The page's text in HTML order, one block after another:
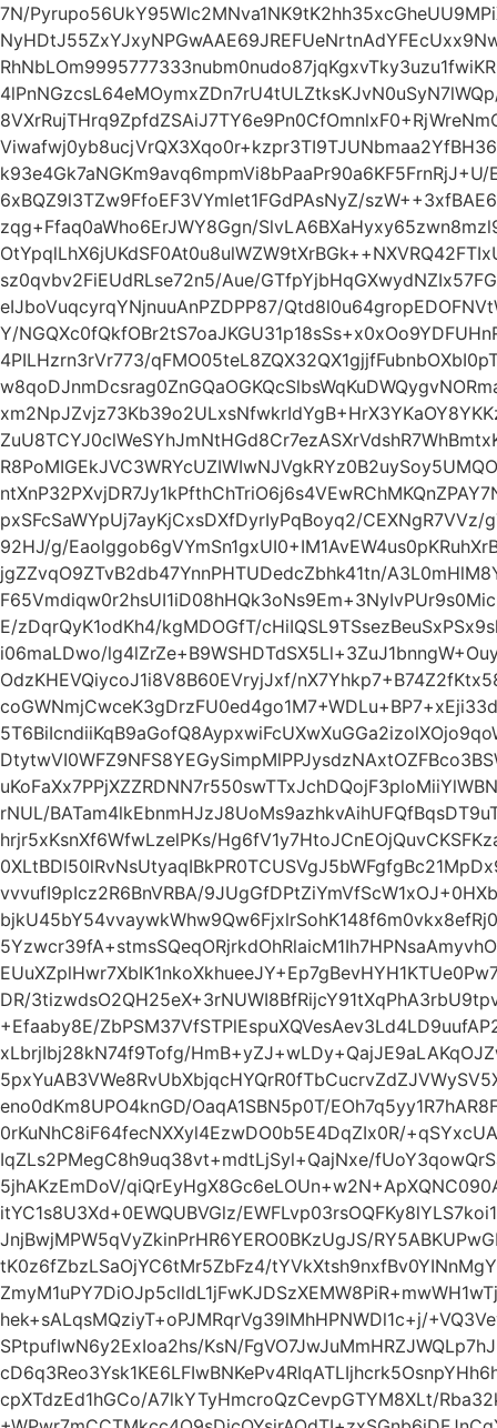
7N/
6xBQZ9l3TZw9FfoEF3VYmlet1FGdPAsNyZ/
zqg+Ffaq0aWho6ErJWY8Ggn/
sz0qvbv2FiEUdRLse72n5/Aue/
eIJboVuqcyrqYNjnuuAnPZDPP87/
Y/
4PILHzrn3rVr773/
pxSFcSaWYpUj7ayKjCxsDXfDyrIyPqBoyq2/
92HJ/g/
jgZZvqO9ZTvB2db47YnnPHTUDedcZbhk41tn/
E/zDqrQyK1odKh4/kgMDOGfT/
i06maLDwo/
OdzKHEVQiycoJ1i8V8B60EVryjJxf/
rNUL/
hrjr5xKsnXf6WfwLzelPKs/
vvvufI9pIcz2R6BnVRBA/
DR/
+Efaaby8E/
xLbrjIbj28kN74f9Tofg/
eno0dKm8UPO4knGD/OaqA1SBN5p0T/
0rKuNhC8iF64fecNXXyl4EzwDO0b5E4DqZIx0R/
IqZLs2PMegC8h9uq38vt+mdtLjSyl+QajNxe/
5jhAKzEmDoV/
itYC1s8U3Xd+0EWQUBVGlz/
JnjBwjMPW5qVyZkinPrHR6YERO0BKzUgJS/
tK0z6fZbzLSaOjYC6tMr5ZbFz4/
hek+sALqsMQziyT+oPJMRqrVg39lMhHPNWDl1c+j/
SPtpufIwN6y2ExIoa2hs/KsN/
cpXTdzEd1hGCo/A7lkYTyHmcroQzCevpGTYM8XLt/